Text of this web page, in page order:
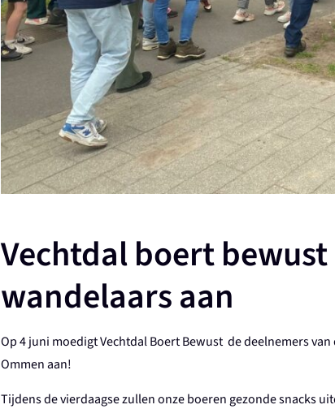
Vechtdal boert
wandelaars aan
Op 4 juni moedigt Vechtdal Boert Bewust de deelnemers
Ommen aan!
Tijdens de vierdaagse zullen onze boeren gezonde snacks